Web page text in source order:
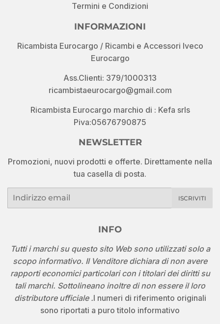
Termini e Condizioni
INFORMAZIONI
Ricambista Eurocargo / Ricambi e Accessori Iveco
Eurocargo
Ass.Clienti: 379/1000313
ricambistaeurocargo@gmail.com
Ricambista Eurocargo marchio di : Kefa srls
Piva:05676790875
NEWSLETTER
Promozioni, nuovi prodotti e offerte. Direttamente nella
tua casella di posta.
Email
ISCRIVITI
INFO
Tutti i marchi su questo sito Web sono utilizzati solo a
scopo informativo. Il Venditore dichiara di non avere
rapporti economici particolari con i titolari dei diritti su
tali marchi. Sottolineano inoltre di non essere il loro
distributore ufficiale .I numeri di riferimento originali
sono riportati a puro titolo informativo